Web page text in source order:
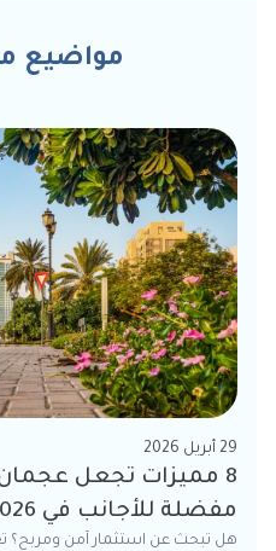
مواضيع
29 أبريل 2026
8 مميزات تجعل
مفضلة للأجانب في 2026